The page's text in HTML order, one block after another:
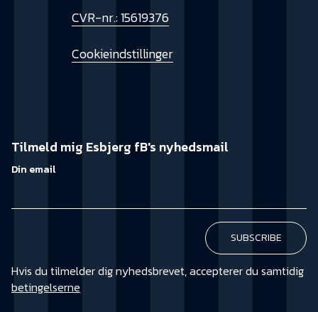
CVR-nr.: 15619376
Cookieindstillinger
Tilmeld mig Esbjerg fB's nyhedsmail
Din email
Hvis du tilmelder dig nyhedsbrevet, accepterer du samtidig
betingelserne